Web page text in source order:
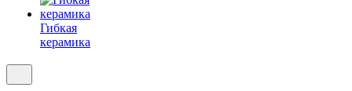
Гибкая
керамика